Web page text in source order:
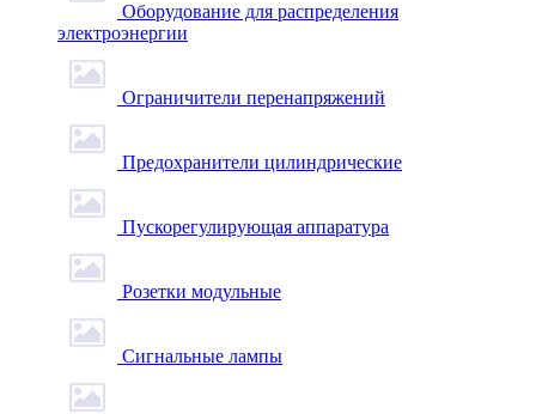
Оборудование для распределения
электроэнергии
Ограничители перенапряжений
Предохранители цилиндрические
Пускорегулирующая аппаратура
Розетки модульные
Сигнальные лампы